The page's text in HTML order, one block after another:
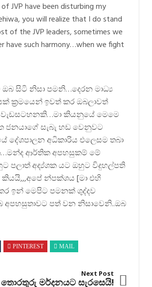
JVP have been disturbing my
you will realize that I do stand
of the JVP leaders, sometimes we
have such harmony…when we fight
සිටි නිසා පමනි…දෙරන මාධ්‍ය
ක්‍රමයෙන් ඉවත් කර ඔබලාවත්
කියනුයේ මෙමෙ
සැබැ හඩ වෙනුවට
අධිකාරිය එලෙසම තබා
ආර්තික අපහසුකම් මේ
පලාත් අද්‍ය්ශක යට ඔහුට විදුහල්පති
න්පක්ශය [මා එහි
ඉන් මෙපිට පමනක් ශුද්දව
අපහසුතාවට පත් වන නිසාවෙනි..ඔබ
PINTEREST MAIL
Next Post
තොරතුරු මර්දනයට සැරසෙයි!